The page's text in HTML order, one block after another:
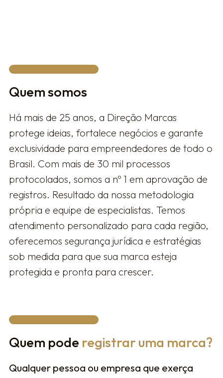
Quem somos
Há mais de 25 anos, a Direção Marcas
protege ideias, fortalece negócios e garante
exclusividade para empreendedores de todo o
Brasil. Com mais de 30 mil processos
protocolados, somos a nº 1 em aprovação de
registros. Resultado da nossa metodologia
própria e equipe de especialistas. Temos
atendimento personalizado para cada região,
oferecemos segurança jurídica e estratégias
sob medida para que sua marca esteja
protegida e pronta para crescer.
Quem pode registrar uma marca?
Qualquer pessoa ou empresa que exerça